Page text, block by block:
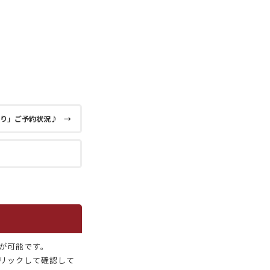
」ご予約状況♪ →
可能です。
ックして確認して